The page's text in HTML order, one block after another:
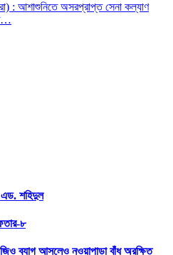
: আশাশুনিতে অসরপ্রাপ্ত সেনা কল্যাণ
এড. শহিদুল
৮
জিও ব্যাগ আসলেও নওয়াপাড়া বাঁধ অরক্ষিত